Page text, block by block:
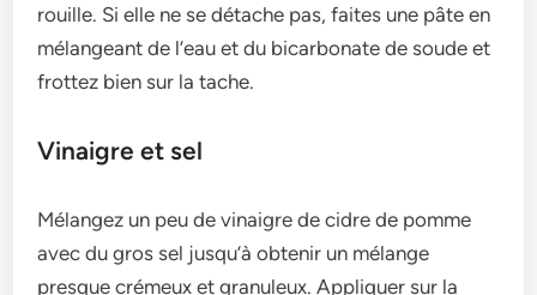
rouille. Si elle ne se détache pas, faites une pâte en
mélangeant de l’eau et du bicarbonate de soude et
frottez bien sur la tache.
Vinaigre et sel
Mélangez un peu de vinaigre de cidre de pomme
avec du gros sel jusqu’à obtenir un mélange
presque crémeux et granuleux. Appliquer sur la